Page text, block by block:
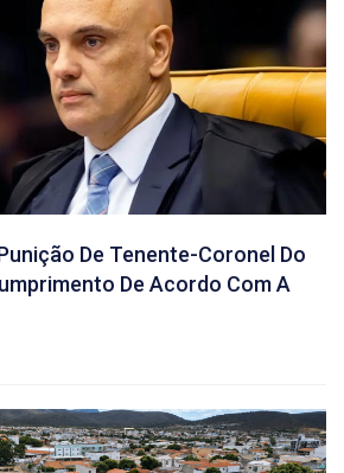
De Tenente-Coronel Do
De Acordo Com A